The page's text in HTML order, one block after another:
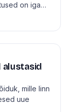
on iga…
alustasid
mille linn
uue